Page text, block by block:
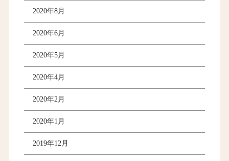
2020年8月
2020年6月
2020年5月
2020年4月
2020年2月
2020年1月
2019年12月